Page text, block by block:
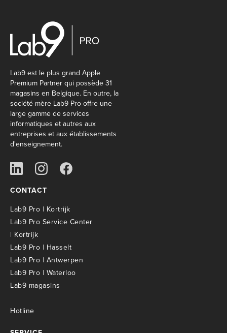
Lab9 est le plus grand Apple
Premium Partner qui possède 31
magasins en Belgique. En outre, la
société mère Lab9 Pro offre une
large gamme de services
informatiques et autres aux
entreprises et aux établissements
d'enseignement.
CONTACT
Lab9 Pro | Kortrijk
Lab9 Pro Service Center
| Kortrijk
Lab9 Pro | Hasselt
Lab9 Pro | Antwerpen
Lab9 Pro | Waterloo
Lab9 magasins
Hotline